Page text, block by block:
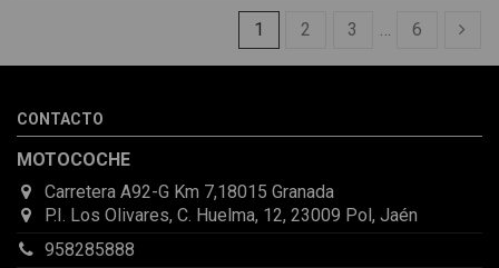
1 2 3 … 6
CONTACTO
MOTOCOCHE
Carretera A92-G Km 7,18015 Granada
P.I. Los Olivares, C. Huelma, 12, 23009 Pol, Jaén
958285888